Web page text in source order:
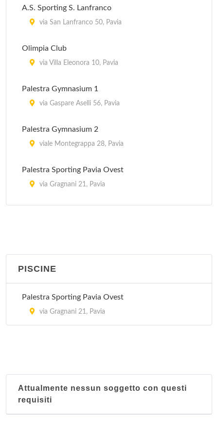
A.S. Sporting S. Lanfranco
via San Lanfranco 50, Pavia
Olimpia Club
via Villa Eleonora 10, Pavia
Palestra Gymnasium 1
via Gaspare Aselli 56, Pavia
Palestra Gymnasium 2
viale Montegrappa 28, Pavia
Palestra Sporting Pavia Ovest
via Gragnani 21, Pavia
viale Giacomo Matteotti 59, Pavia
PISCINE
Palestra Sporting Pavia Ovest
via Gragnani 21, Pavia
Attualmente nessun soggetto con questi
requisiti